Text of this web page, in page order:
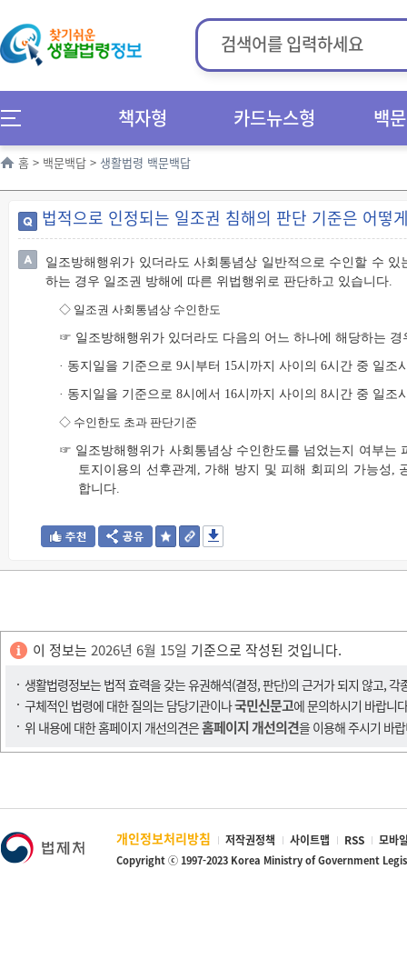
책자형 카드뉴스형 백
홈 > 백문백답 > 생활법령 백문백답
법적으로 인정되는 일조권 침해의 판단 기준은 어떻
일조방해행위가 있더라도 사회통념상 일반적으로 수인할 수
하는 경우 일조권 방해에 따른 위법행위로 판단하고 있습니다.
◇ 일조권 사회통념상 수인한도
☞ 일조방해행위가 있더라도 다음의 어느 하나에 해당하는
· 동지일을 기준으로 9시부터 15시까지 사이의 6시간 중 일
· 동지일을 기준으로 8시에서 16시까지 사이의 8시간 중 일
◇ 수인한도 초과 판단기준
☞ 일조방해행위가 사회통념상 수인한도를 넘었는지 여부는
토지이용의 선후관계, 가해 방지 및 피해 회피의 가능성,
합니다.
이 정보는 2026년 6월 15일 기준으로 작성된 것입니다.
생활법령정보는 법적 효력을 갖는 유권해석(결정, 판단)의 근거가 되지 않고,
구체적인 법령에 대한 질의는 담당기관이나국민신문고에 문의하시기 바랍니
위 내용에 대한 홈페이지 개선의견은홈페이지 개선의견을 이용해 주시기 바
개인정보처리방침 저작권정책 사이트맵 RSS 모바
Copyright ⓒ 1997-2023 Korea Ministry of Government